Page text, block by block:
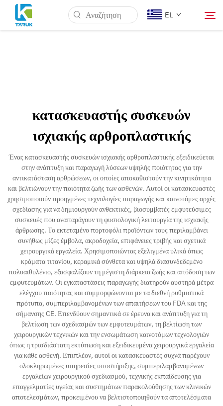
EL
Νέα & Γεγονότα
Σχετικά με εμάς
Επικοινωνία
κατασκευαστής συσκευών
ισχιακής αρθροπλαστικής
Ένας κατασκευαστής συσκευών ισχιακής αρθροπλαστικής εξειδικεύεται
στην ανάπτυξη και παραγωγή λύσεων υψηλής ποιότητας για την
αντικατάσταση αρθρώσεων, οι οποίες αποκαθιστούν την κινητικότητα
και βελτιώνουν την ποιότητα ζωής των ασθενών. Αυτοί οι κατασκευαστές
χρησιμοποιούν προηγμένες τεχνολογίες παραγωγής και καινοτόμες αρχές
σχεδίασης για να δημιουργούν ανθεκτικές, βιοσυμβατές εμφυτεύσιμες
συσκευές που αναπαράγουν τη φυσιολογική λειτουργία της ισχιακής
άρθρωσης. Το εκτεταμένο πορτοφόλι προϊόντων τους περιλαμβάνει
συνήθως μίζες έμβολα, ακροδοχεία, επιφάνειες τριβής και σχετικά
χειρουργικά εργαλεία. Χρησιμοποιώντας εξελιγμένα υλικά όπως
κράματα τιτανίου, κεραμικά σύνθετα και υψηλά διασυνδεδεμένο
πολυαιθυλένιο, εξασφαλίζουν τη μέγιστη διάρκεια ζωής και απόδοση των
εμφυτευμάτων. Οι εγκαταστάσεις παραγωγής διατηρούν αυστηρά μέτρα
ελέγχου ποιότητας και συμμορφώνονται με τα διεθνή ρυθμιστικά
πρότυπα, συμπεριλαμβανομένων των απαιτήσεων του FDA και της
σήμανσης CE. Επενδύουν σημαντικά σε έρευνα και ανάπτυξη για τη
βελτίωση των σχεδιασμών των εμφυτευμάτων, τη βελτίωση των
χειρουργικών τεχνικών και την ενσωμάτωση καινοτόμων τεχνολογιών
όπως η τρισδιάστατη εκτύπωση και εξειδικευμένα χειρουργικά εργαλεία
για κάθε ασθενή. Επιπλέον, αυτοί οι κατασκευαστές συχνά παρέχουν
ολοκληρωμένες υπηρεσίες υποστήριξης, συμπεριλαμβανομένων
εργαλείων χειρουργικού σχεδιασμού, τεχνικής εκπαίδευσης για
επαγγελματίες υγείας και συστημάτων παρακολούθησης των κλινικών
αποτελεσμάτων, προκειμένου να βελτιστοποιηθούν τα αποτελέσματα